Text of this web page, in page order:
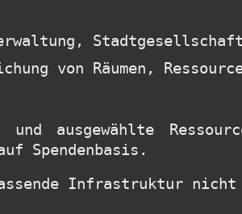
von Räumen,
ausgewählte
Spendenbasis.
Infrastruktur nicht